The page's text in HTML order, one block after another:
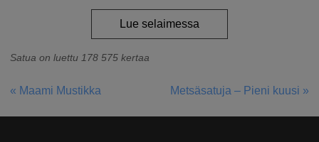
Lue selaimessa
Satua on luettu 178 575 kertaa
ARTIKKELIEN
« Maami Mustikka Metsäsatuja – Pieni kuusi »